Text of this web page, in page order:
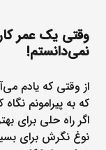
وقتی یک عمر
نمی‌دانستم!
از وقتی که یادم
که به پیرامونم
اگر راه حلی برای
نوغ نگرش برای